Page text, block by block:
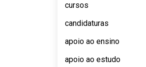
cursos
candidaturas
apoio ao ensino
apoio ao estudo